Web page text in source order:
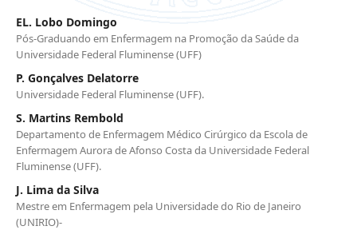
EL. Lobo Domingo
Pós-Graduando em Enfermagem na Promoção da Saúde da
Universidade Federal Fluminense (UFF)
P. Gonçalves Delatorre
Universidade Federal Fluminense (UFF).
S. Martins Rembold
Departamento de Enfermagem Médico Cirúrgico da Escola de
Enfermagem Aurora de Afonso Costa da Universidade Federal
Fluminense (UFF).
J. Lima da Silva
Mestre em Enfermagem pela Universidade do Rio de Janeiro
(UNIRIO)-